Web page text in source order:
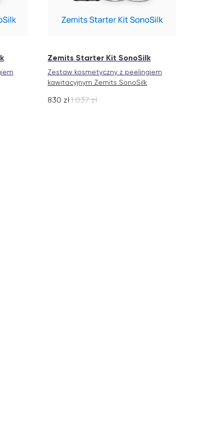
Zemits Starter Kit SonoSilk
Zestaw kosmetyczny z peelingiem
kawitacyjnym Zemits SonoSilk
830 zł1 037 zł